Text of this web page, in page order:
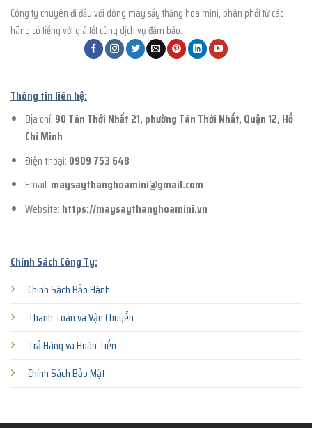
Công ty chuyên đi đầu với dòng máy sấy thăng hoa mini, phân phối từ các
hãng có tiếng với giá tốt cùng dịch vụ đảm bảo.
Chính Sách Công Ty:
Chính Sách Bảo Hành
Thanh Toán và Vận Chuyển
Trả Hàng và Hoàn Tiền
Chính Sách Bảo Mật
Thông tin liên hệ:
Địa chỉ: 90 Tân Thới Nhất 21, phường Tân Thới Nhất, Quận 12, Hồ
Chí Minh
Điện thoại: 0909 753 648
Email: maysaythanghoamini@gmail.com
Website: https://maysaythanghoamini.vn